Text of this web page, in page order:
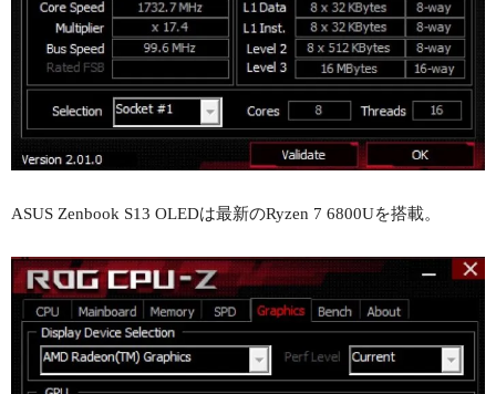
ASUS Zenbook S13 OLEDは最新のRyzen 7 6800Uを搭載。